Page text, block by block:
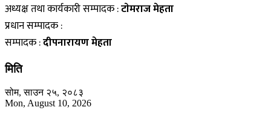
अध्यक्ष तथा कार्यकारी सम्पादक :टाेमराज मेहता
प्रधान सम्पादक :
सम्पादक :दीपनारायण मेहता
मिति
सोम, साउन २५, २०८३
Mon, August 10, 2026